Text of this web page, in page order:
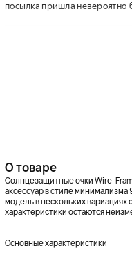
О товаре
Солнцезащитные очки Wire-
аксессуар в стиле минимализма
модель в нескольких вариациях
характеристики остаются
Основные характеристики